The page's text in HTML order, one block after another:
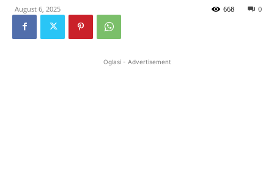
August 6, 2025 0
668
Oglasi - Advertisement